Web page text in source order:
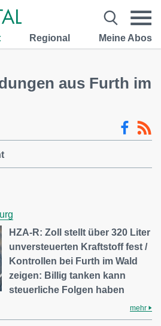
Regional Meine Abos
aus Furth im
HZA-R: Zoll stellt über 320 Liter
unversteuerten Kraftstoff fest /
Kontrollen bei Furth im Wald
zeigen: Billig tanken kann
steuerliche Folgen haben
mehr